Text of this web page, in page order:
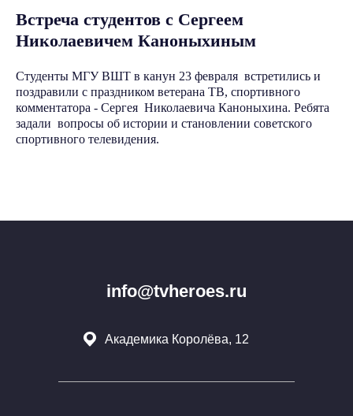
Встреча студентов c Сергеем
Николаевичем Каноныхиным
Студенты МГУ ВШТ в канун 23 февраля встретились и
поздравили с праздником ветерана ТВ, спортивного
комментатора - Сергея Николаевича Каноныхина. Ребята
задали вопросы об истории и становлении советского
спортивного телевидения.
info@tvheroes.ru
Академика Королёва, 12